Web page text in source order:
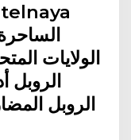
الولايات
الروبل